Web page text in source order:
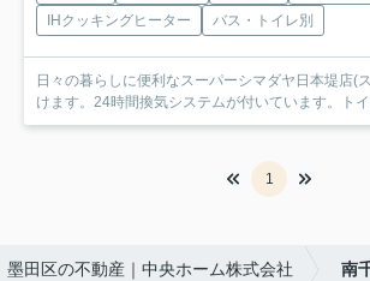
IHクッキングヒーター
バス・トイレ別
日々の暮らしに便利なスーパーシマダヤ日本堤店(
けます。24時間換気システムが付いています。ト
1
墨田区の不動産｜中央ホーム株式会社 南